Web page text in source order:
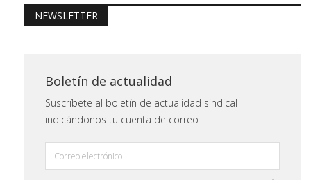
NEWSLETTER
Boletín de actualidad
Suscríbete al boletín de actualidad sindical
indicándonos tu cuenta de correo